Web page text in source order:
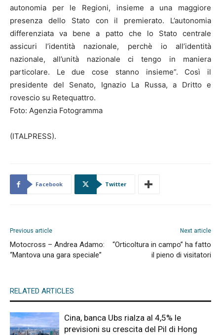
autonomia per le Regioni, insieme a una maggiore
presenza dello Stato con il premierato. L’autonomia
differenziata va bene a patto che lo Stato centrale
assicuri l’identità nazionale, perchè io all’identità
nazionale, all’unità nazionale ci tengo in maniera
particolare. Le due cose stanno insieme”. Così il
presidente del Senato, Ignazio La Russa, a Dritto e
rovescio su Retequattro.
Foto: Agenzia Fotogramma
(ITALPRESS).
Facebook Twitter
Previous article
Motocross – Andrea Adamo:
“Mantova una gara speciale”
Next article
“Orticoltura in campo” ha fatto
il pieno di visitatori
RELATED ARTICLES
Cina, banca Ubs rialza al 4,5% le
previsioni su crescita del Pil di Hong